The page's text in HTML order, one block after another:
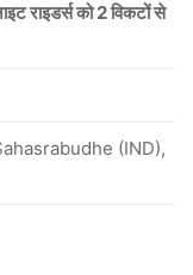
राइडर्स को 2 विकटों से
(IND),